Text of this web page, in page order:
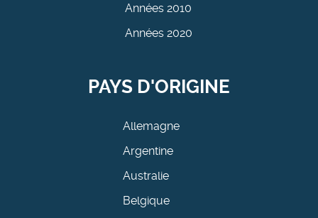
Années 2010
Années 2020
PAYS D'ORIGINE
Allemagne
Argentine
Australie
Belgique